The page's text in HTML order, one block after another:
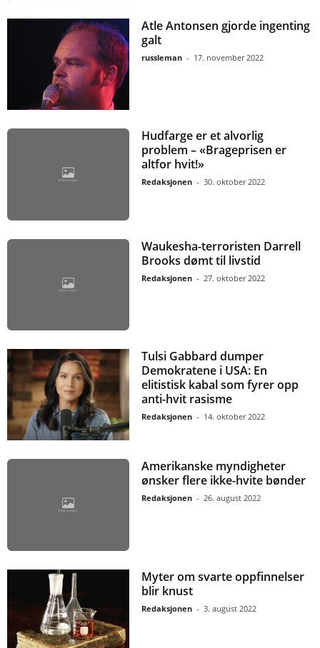
Atle Antonsen gjorde ingenting
galt
russleman - 17. november 2022
Hudfarge er et alvorlig
problem – «Brageprisen er
altfor hvit!»
Redaksjonen - 30. oktober 2022
Waukesha-terroristen Darrell
Brooks dømt til livstid
Redaksjonen - 27. oktober 2022
Tulsi Gabbard dumper
Demokratene i USA: En
elitistisk kabal som fyrer opp
anti-hvit rasisme
Redaksjonen - 14. oktober 2022
Amerikanske myndigheter
ønsker flere ikke-hvite bønder
Redaksjonen - 26. august 2022
Myter om svarte oppfinnelser
blir knust
Redaksjonen - 3. august 2022